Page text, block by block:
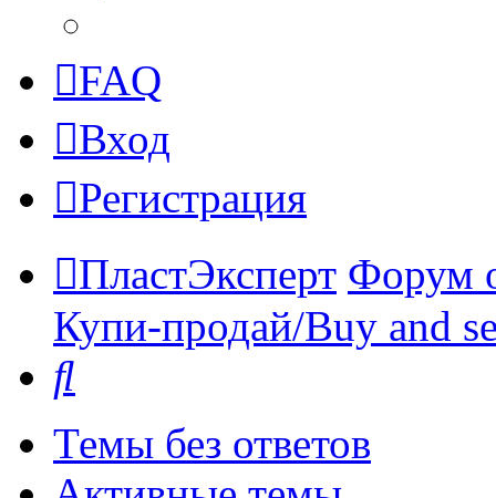
FAQ
Вход
Регистрация
ПластЭксперт Форум
Купи-продай/Buy and
Темы без ответов